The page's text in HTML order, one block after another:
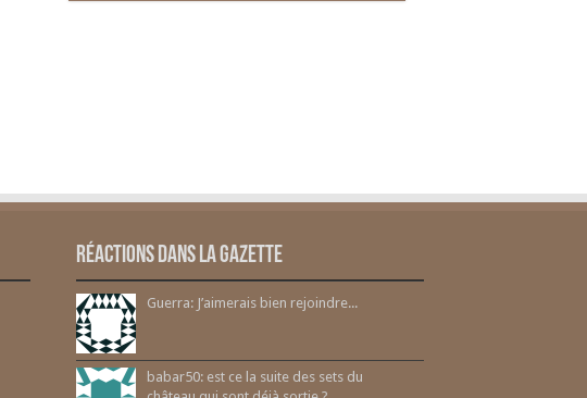
Réactions dans la gazette
Guerra: J’aimerais bien rejoindre...
babar50: est ce la suite des sets du